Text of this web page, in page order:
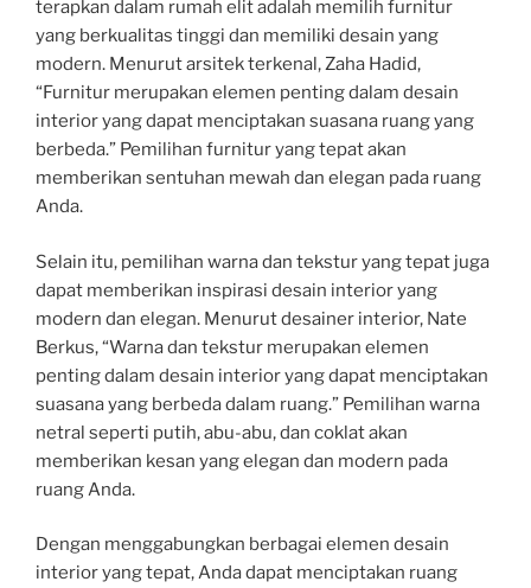
terapkan dalam rumah elit adalah memilih furnitur
yang berkualitas tinggi dan memiliki desain yang
modern. Menurut arsitek terkenal, Zaha Hadid,
“Furnitur merupakan elemen penting dalam desain
interior yang dapat menciptakan suasana ruang yang
berbeda.” Pemilihan furnitur yang tepat akan
memberikan sentuhan mewah dan elegan pada ruang
Anda.
Selain itu, pemilihan warna dan tekstur yang tepat juga
dapat memberikan inspirasi desain interior yang
modern dan elegan. Menurut desainer interior, Nate
Berkus, “Warna dan tekstur merupakan elemen
penting dalam desain interior yang dapat menciptakan
suasana yang berbeda dalam ruang.” Pemilihan warna
netral seperti putih, abu-abu, dan coklat akan
memberikan kesan yang elegan dan modern pada
ruang Anda.
Dengan menggabungkan berbagai elemen desain
interior yang tepat, Anda dapat menciptakan ruang